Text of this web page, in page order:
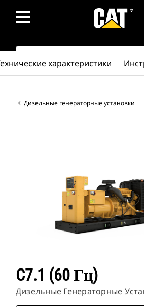
SEARCH
Дизельные генераторные установки
C7.1 (60 Гц)
Дизельные Генераторные
характеристики